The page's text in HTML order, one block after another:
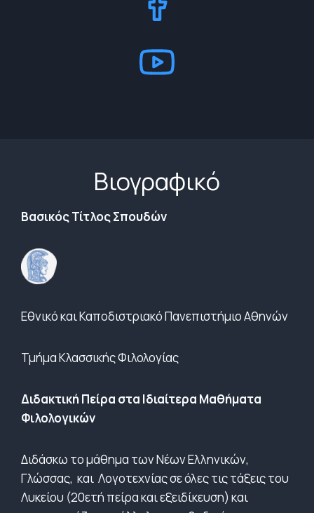
Βιογραφικό
Βασικός Τίτλος Σπουδών
Εθνικό και Καποδιστριακό Πανεπιστήμιο Αθηνών
Τμήμα Κλασσικής Φιλολογίας
Διδακτική Πείρα στα Ιδιαίτερα Μαθήματα
Φιλολογικών
Διδάσκω το μάθημα των Νέων Ελληνικών,
Γλώσσας, και Λογοτεχνίας σε όλες τις τάξεις του
Λυκείου (20ετή πείρα και εξειδίκευση) και